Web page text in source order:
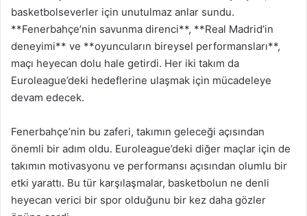
basketbolseverler için unutulmaz anlar sundu.
**Fenerbahçe’nin savunma direnci**, **Real Madrid’in
deneyimi** ve **oyuncuların bireysel performansları**,
maçı heyecan dolu hale getirdi. Her iki takım da
Euroleague’deki hedeflerine ulaşmak için mücadeleye
devam edecek.
Fenerbahçe’nin bu zaferi, takımın geleceği açısından
önemli bir adım oldu. Euroleague’deki diğer maçlar için de
takımın motivasyonu ve performansı açısından olumlu bir
etki yarattı. Bu tür karşılaşmalar, basketbolun ne denli
heyecan verici bir spor olduğunu bir kez daha gözler